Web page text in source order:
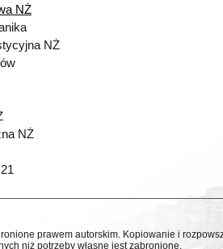
NŻ
NŻ
NŻ
prawem autorskim. Kopiowanie i
niż potrzeby własne jest zabronione.